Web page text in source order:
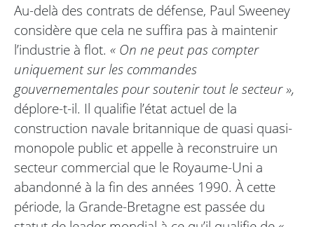
Au-delà des contrats de défense, Paul Sweeney
considère que cela ne suffira pas à maintenir
l’industrie à flot. « On ne peut pas compter
uniquement sur les commandes
gouvernementales pour soutenir tout le secteur »,
déplore-t-il. Il qualifie l’état actuel de la
construction navale britannique de quasi quasi-
monopole public et appelle à reconstruire un
secteur commercial que le Royaume-Uni a
abandonné à la fin des années 1990. À cette
période, la Grande-Bretagne est passée du